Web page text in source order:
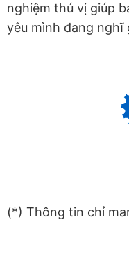
nghiệm thú vị giúp
yêu mình đang nghĩ
(*) Thông tin chỉ